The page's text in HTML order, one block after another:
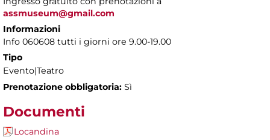
assmuseum@gmail.com
Informazioni
Info 060608 tutti i giorni ore 9.00-19.00
Tipo
Evento|Teatro
Prenotazione obbligatoria: Sì
Documenti
Locandina